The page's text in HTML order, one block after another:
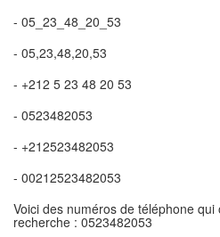
- 05_23_48_20_53
- 05,23,48,20,53
- +212 5 23 48 20 53
- 0523482053
- +212523482053
- 00212523482053
Voici des numéros de téléphone
recherche : 0523482053